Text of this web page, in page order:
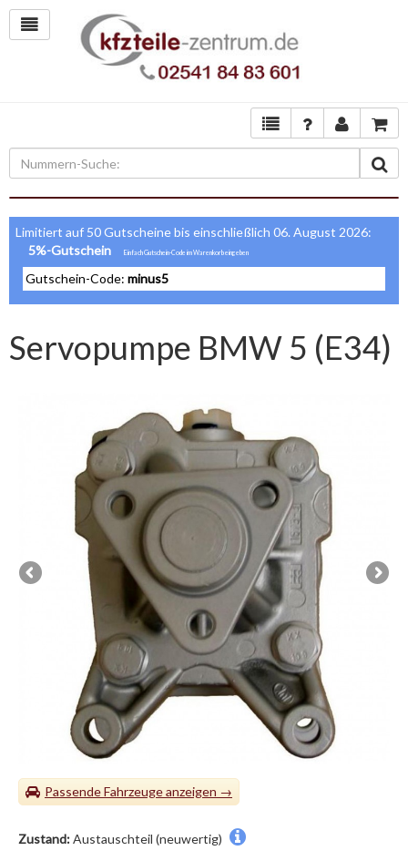
Limitiert auf 50 Gutscheine bis einschließlich 06. August 2026:
5%-Gutschein
Gutschein-Code: minus5
Servopumpe BMW 5 (E34)
Passende Fahrzeuge
Zustand:Austauschteil (neuwertig)